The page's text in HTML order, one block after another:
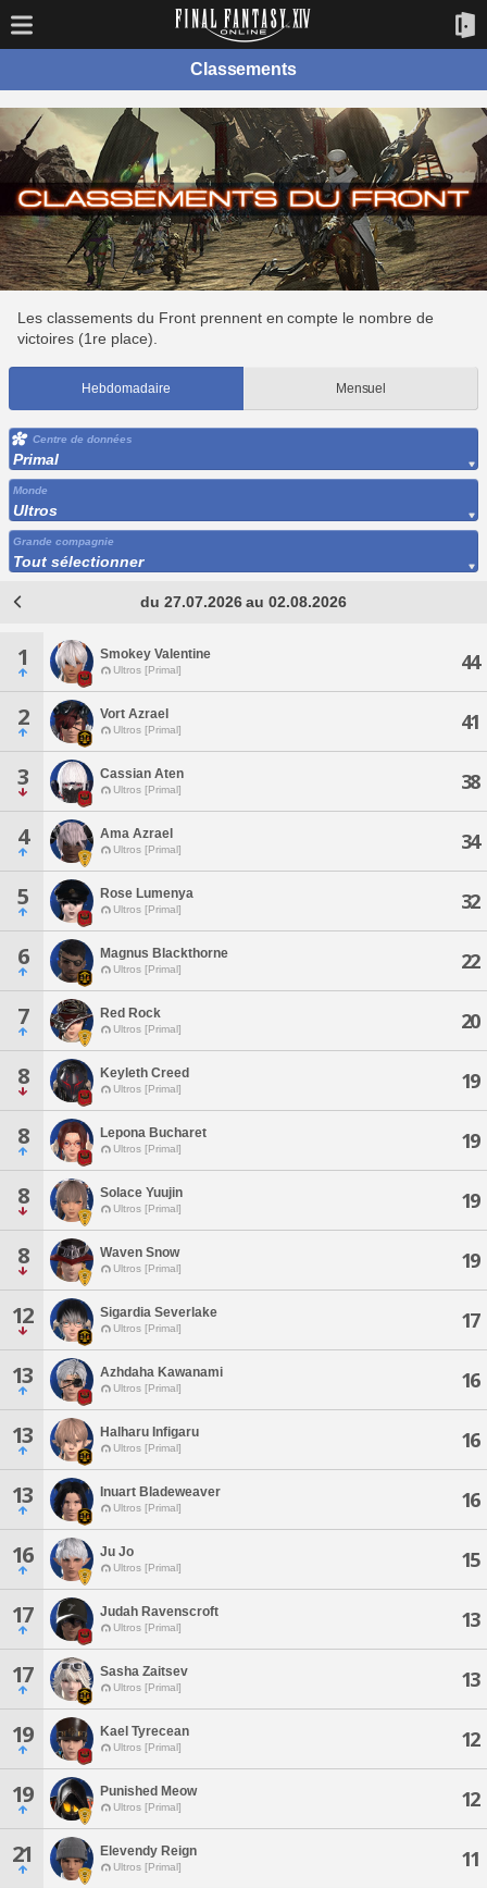
Classements
Les classements du Front prennent en compte le nombre de
victoires (1re place).
Hebdomadaire Mensuel
Centre de données
Primal
Monde
Ultros
Grande compagnie
Tout sélectionner
du 27.07.2026 au 02.08.2026
1 Smokey Valentine
Ultros [Primal] 44
2 Vort Azrael
Ultros [Primal] 41
3 Cassian Aten
Ultros [Primal] 38
4 Ama Azrael
Ultros [Primal] 34
5 Rose Lumenya
Ultros [Primal] 32
6 Magnus Blackthorne
Ultros [Primal] 22
7 Red Rock
Ultros [Primal] 20
8 Keyleth Creed
Ultros [Primal] 19
8 Lepona Bucharet
Ultros [Primal] 19
8 Solace Yuujin
Ultros [Primal] 19
8 Waven Snow
Ultros [Primal] 19
12 Sigardia Severlake
Ultros [Primal] 17
13 Azhdaha Kawanami
Ultros [Primal] 16
13 Halharu Infigaru
Ultros [Primal] 16
13 Inuart Bladeweaver
Ultros [Primal] 16
16 Ju Jo
Ultros [Primal] 15
17 Judah Ravenscroft
Ultros [Primal] 13
17 Sasha Zaitsev
Ultros [Primal] 13
19 Kael Tyrecean
Ultros [Primal] 12
19 Punished Meow
Ultros [Primal] 12
21 Elevendy Reign
Ultros [Primal] 11